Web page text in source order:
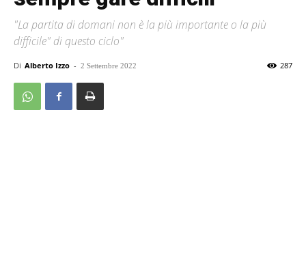
"La partita di domani non è la più importante o la più
difficile" di questo ciclo"
Di Alberto Izzo - 2 Settembre 2022 287